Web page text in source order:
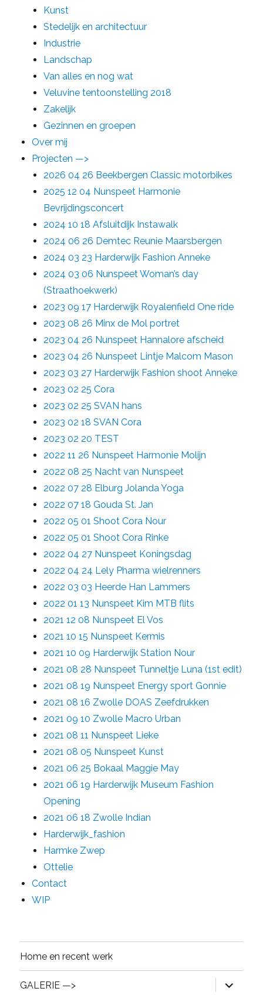
Kunst
Stedelijk en architectuur
Industrie
Landschap
Van alles en nog wat
Veluvine tentoonstelling 2018
Zakelijk
Gezinnen en groepen
Over mij
Projecten —>
2026 04 26 Beekbergen Classic motorbikes
2025 12 04 Nunspeet Harmonie
Bevrijdingsconcert
2024 10 18 Afsluitdijk Instawalk
2024 06 26 Demtec Reunie Maarsbergen
2024 03 23 Harderwijk Fashion Anneke
2024 03 06 Nunspeet Woman’s day
(Straathoekwerk)
2023 09 17 Harderwijk Royalenfield One ride
2023 08 26 Minx de Mol portret
2023 04 26 Nunspeet Hannalore afscheid
2023 04 26 Nunspeet Lintje Malcom Mason
2023 03 27 Harderwijk Fashion shoot Anneke
2023 02 25 Cora
2023 02 25 SVAN hans
2023 02 18 SVAN Cora
2023 02 20 TEST
2022 11 26 Nunspeet Harmonie Molijn
2022 08 25 Nacht van Nunspeet
2022 07 28 Elburg Jolanda Yoga
2022 07 18 Gouda St. Jan
2022 05 01 Shoot Cora Nour
2022 05 01 Shoot Cora Rinke
2022 04 27 Nunspeet Koningsdag
2022 04 24 Lely Pharma wielrenners
2022 03 03 Heerde Han Lammers
2022 01 13 Nunspeet Kim MTB flits
2021 12 08 Nunspeet El Vos
2021 10 15 Nunspeet Kermis
2021 10 09 Harderwijk Station Nour
2021 08 28 Nunspeet Tunneltje Luna (1st edit)
2021 08 19 Nunspeet Energy sport Gonnie
2021 08 16 Zwolle DOAS Zeefdrukken
2021 09 10 Zwolle Macro Urban
2021 08 11 Nunspeet Lieke
2021 08 05 Nunspeet Kunst
2021 06 25 Bokaal Maggie May
2021 06 19 Harderwijk Museum Fashion
Opening
2021 06 18 Zwolle Indian
Harderwijk_fashion
Harmke Zwep
Ottelie
Contact
WIP
Home en recent werk
GALERIE —>
expand
child